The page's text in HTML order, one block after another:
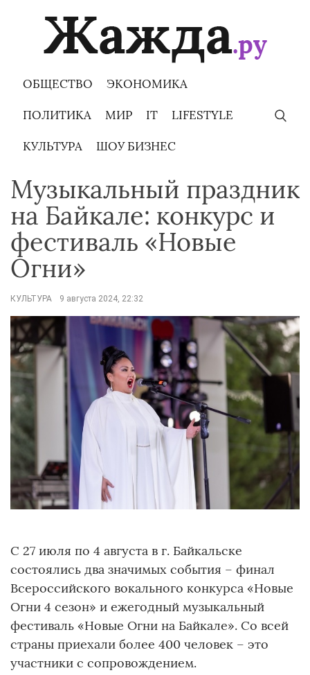
ОБЩЕСТВО ЭКОНОМИКА
ПОЛИТИКА МИР IT LIFESTYLE
КУЛЬТУРА ШОУ БИЗНЕС
Музыкальный праздник
на Байкале: конкурс и
фестиваль «Новые
Огни»
КУЛЬТУРА 9 августа 2024, 22:32
С 27 июля по 4 августа в г. Байкальске
состоялись два значимых события – финал
Всероссийского вокального конкурса «Новые
Огни 4 сезон» и ежегодный музыкальный
фестиваль «Новые Огни на Байкале». Со всей
страны приехали более 400 человек – это
участники с сопровождением.